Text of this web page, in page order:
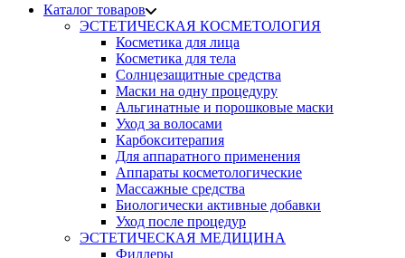
Каталог товаров
ЭСТЕТИЧЕСКАЯ КОСМЕТОЛОГИЯ
Косметика для лица
Косметика для тела
Солнцезащитные средства
Маски на одну процедуру
Альгинатные и порошковые маски
Уход за волосами
Карбокситерапия
Для аппаратного применения
Аппараты косметологические
Массажные средства
Биологически активные добавки
Уход после процедур
ЭСТЕТИЧЕСКАЯ МЕДИЦИНА
Филлеры